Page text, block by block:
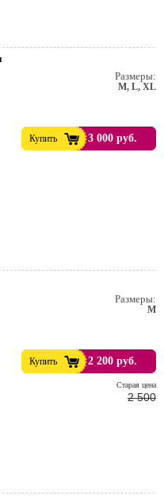
Размеры:
M, L, XL
Купить 3 000 руб.
Размеры:
M
Купить 2 200 руб.
Cтарая цена
2 500